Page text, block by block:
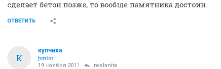
сделает бетон позже, то вообще памятника достоин.
ОТВЕТИТЬ
К
купчиха
junior
19 ноября 2011 realanite